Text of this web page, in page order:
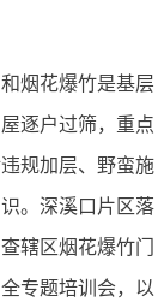
烟花爆竹是基层
逐户过筛，重点
规加层、野蛮施
。深溪口片区落
辖区烟花爆竹门
专题培训会，以